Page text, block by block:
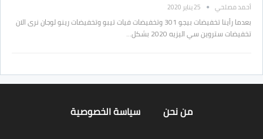
أحمد مصلحي 25 يناير 2020
بعدما رأينا تخفيضات بيجو 301 وتخفيضات فيات تيبو وتخفيضات رينو لوجان نرى الان
تخفيضات ستروين سي اليزيه 2020 بشكل…
من نحن سياسة الخصوصية